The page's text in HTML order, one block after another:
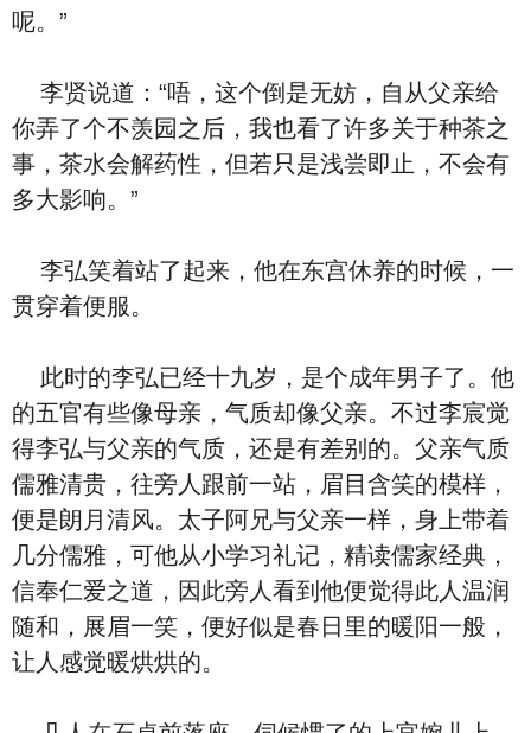
呢。”
李贤说道：“唔，这个倒是无妨，自从父亲给
你弄了个不羡园之后，我也看了许多关于种茶之
事，茶水会解药性，但若只是浅尝即止，不会有
多大影响。”
李弘笑着站了起来，他在东宫休养的时候，一
贯穿着便服。
此时的李弘已经十九岁，是个成年男子了。他
的五官有些像母亲，气质却像父亲。不过李宸觉
得李弘与父亲的气质，还是有差别的。父亲气质
儒雅清贵，往旁人跟前一站，眉目含笑的模样，
便是朗月清风。太子阿兄与父亲一样，身上带着
几分儒雅，可他从小学习礼记，精读儒家经典，
信奉仁爱之道，因此旁人看到他便觉得此人温润
随和，展眉一笑，便好似是春日里的暖阳一般，
让人感觉暖烘烘的。